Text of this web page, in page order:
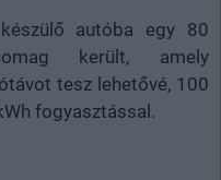
autóba egy 80
került, amely
tesz lehetővé, 100
fogyasztással.